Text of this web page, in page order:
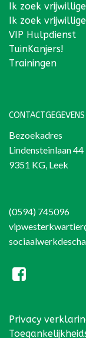
Ik zoek
Ik zoek
VIP Hulpdienst
TuinKanjers!
Trainingen
CONTACTGEGEVENS
Bezoekadres
Lindensteinlaan 44
9351 KG, Leek
(0594) 745096
Privacy